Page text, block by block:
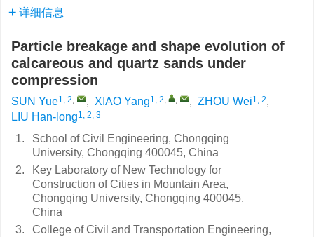
详细信息
Particle breakage and shape evolution of
calcareous and quartz sands under
compression
SUN Yue1, 2, , XIAO Yang1, 2, , , ZHOU Wei1, 2,
LIU Han-long1, 2, 3
1.
School of Civil Engineering, Chongqing
University, Chongqing 400045, China
2.
Key Laboratory of New Technology for
Construction of Cities in Mountain Area,
Chongqing University, Chongqing 400045,
China
3.
College of Civil and Transportation Engineering,